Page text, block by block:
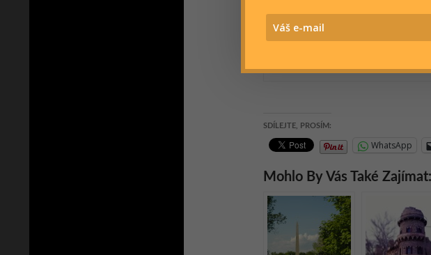
místa, která stála za to navštívit,
nebo si k nim třeba přivonět.
SDÍLEJTE, PROSÍM:
WhatsApp
Mohlo By Vás Také Zajímat: